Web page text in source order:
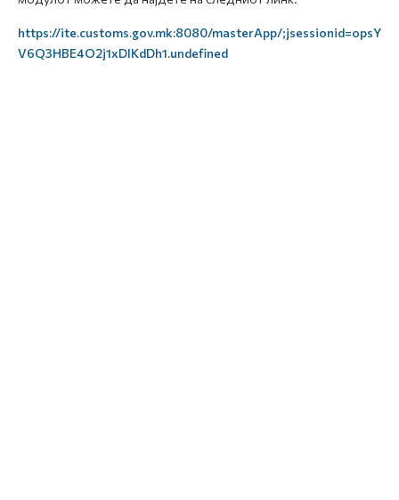
https://ite.customs.gov.mk:8080/masterApp/;jsessionid=opsY
V6Q3HBE4O2j1xDlKdDh1.undefined